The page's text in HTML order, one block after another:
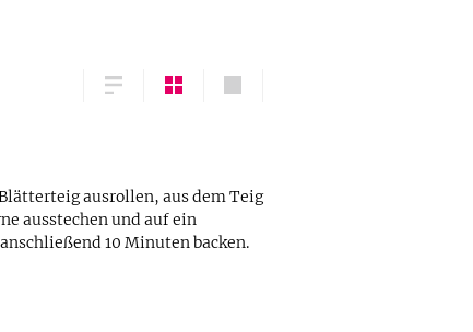
ausrollen, aus dem Teig
ausstechen und auf ein
10 Minuten backen.